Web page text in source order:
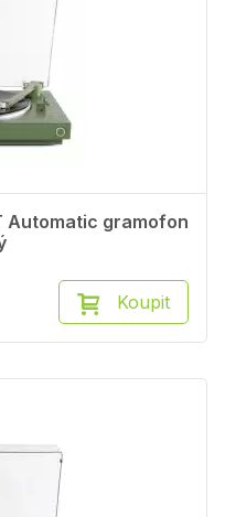
Automatic gramofon
Koupit